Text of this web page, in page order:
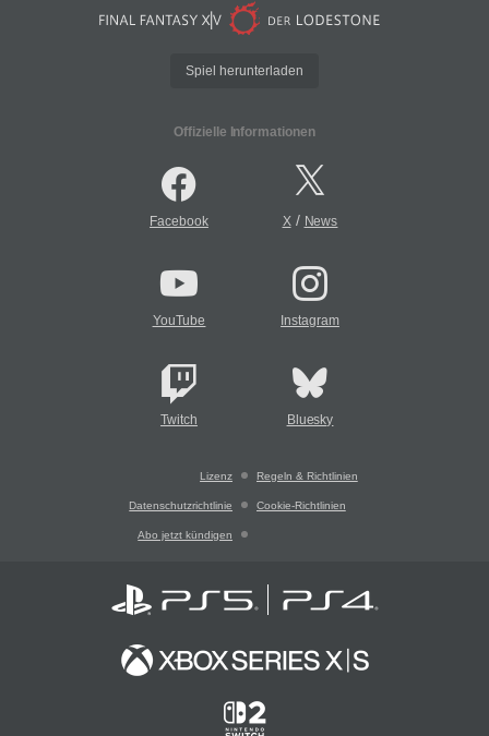
Spiel herunterladen
Offizielle Informationen
Facebook X/ News
YouTube Instagram
Twitch Bluesky
Lizenz Regeln & Richtlinien
Datenschutzrichtlinie Cookie-Richtlinien
Abo jetzt kündigen